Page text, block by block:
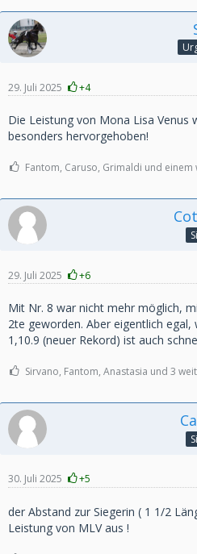
29. Juli 2025 +4
Die Leistung von Mona Lisa Venus
besonders hervorgehoben!
Fantom, Caruso, Grimaldi und
29. Juli 2025 +6
Mit Nr. 8 war nicht mehr möglich,
2te geworden. Aber eigentlich
1,10.9 (neuer Rekord) ist auch
Sirvano, Fantom, Anastasia und 3
30. Juli 2025 +5
der Abstand zur Siegerin ( 1 1/2
Leistung von MLV aus !